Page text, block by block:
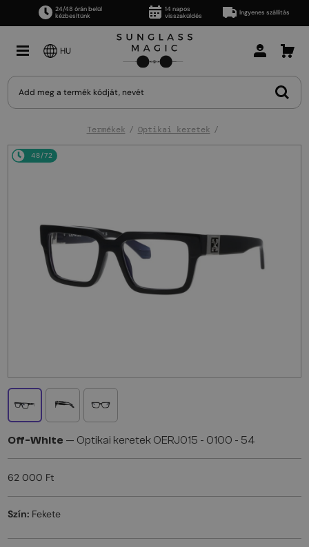
24/48 órán belül
kézbesítünk
14 napos
visszaküldés
Ingyenes szállítás
HU
Termékek Optikai keretek
48/72
Off-White — Optikai keretek OERJ015 - 0100 - 54
62 000 Ft
Szín: Fekete